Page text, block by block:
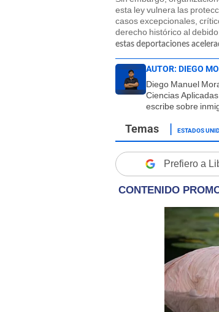
esta ley vulnera las
casos excepcionales,
derecho histórico al
estas deportaciones
AUTOR: DIEGO
Diego Manuel
Ciencias
escribe sobre
ESTADOS
Prefiero a